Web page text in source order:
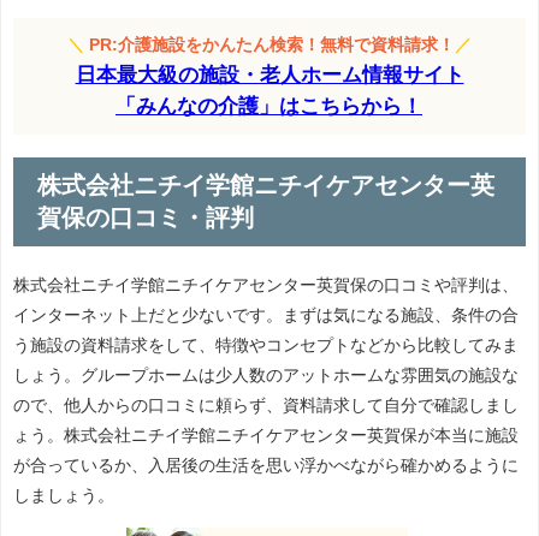
＼ PR:介護施設をかんたん検索！無料で資料請求！ ／
日本最大級の施設・老人ホーム情報サイト
「みんなの介護」はこちらから！
株式会社ニチイ学館ニチイケアセンター英
賀保の口コミ・評判
株式会社ニチイ学館ニチイケアセンター英賀保の口コミや評判は、
インターネット上だと少ないです。まずは気になる施設、条件の合
う施設の資料請求をして、特徴やコンセプトなどから比較してみま
しょう。グループホームは少人数のアットホームな雰囲気の施設な
ので、他人からの口コミに頼らず、資料請求して自分で確認しまし
ょう。株式会社ニチイ学館ニチイケアセンター英賀保が本当に施設
が合っているか、入居後の生活を思い浮かべながら確かめるように
しましょう。